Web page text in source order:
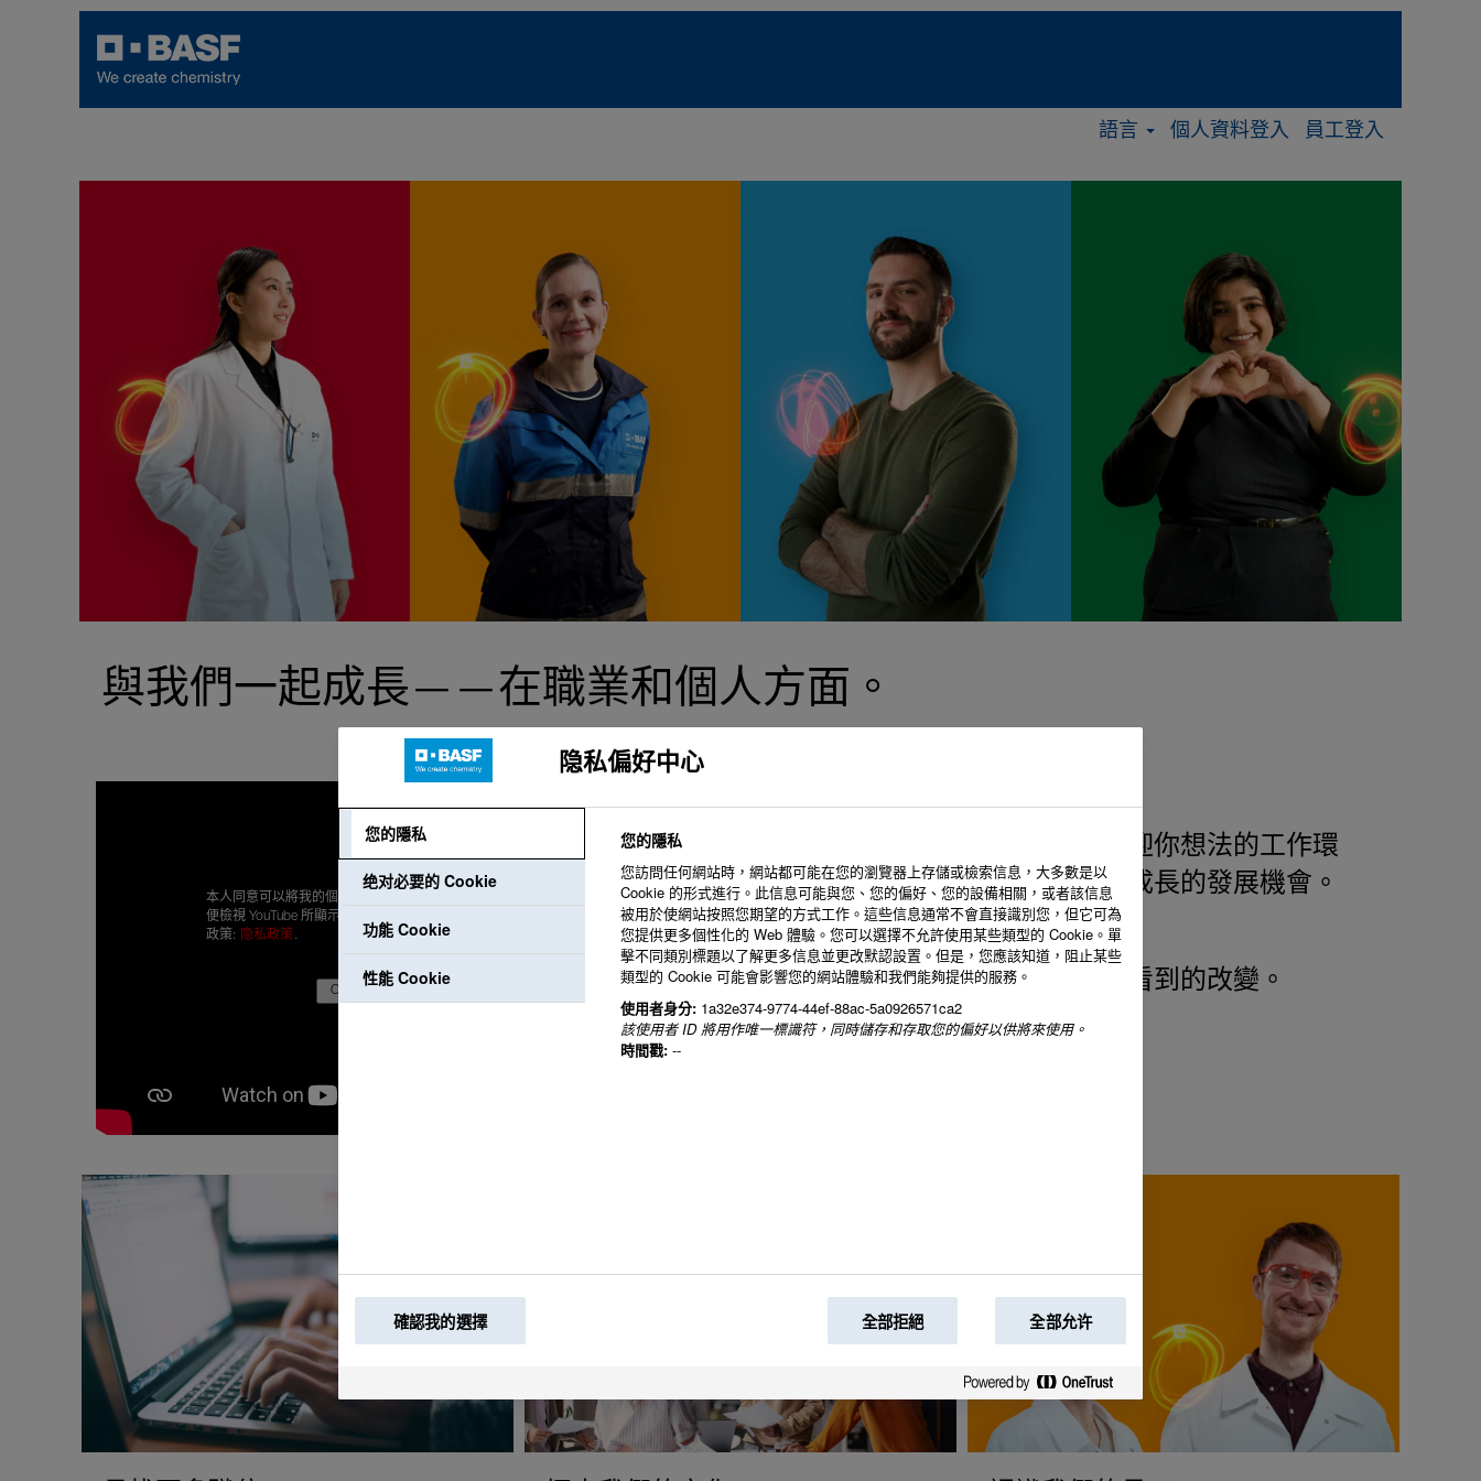
語言 個人資料登入 員工登入
與我們一起成長——在職業和個人方面。
我們致力於打造一個欣賞你並歡迎你想法的工作環
境。我們提供支持你個人與職業成長的發展機會。
我們共同創造我們希望在世界上看到的改變。
本人同意可以將我的個人資料傳輸給 Google，以
便檢視 YouTube 所顯示的內容。本人已閱讀隱私
政策: 隐私政策.
隐私偏好中心
您的隱私
绝对必要的 Cookie
功能 Cookie
性能 Cookie
您的隱私
您訪問任何網站時，網站都可能在您的瀏覽器上存儲或檢索信息，大多數是以
Cookie 的形式進行。此信息可能與您、您的偏好、您的設備相關，或者該信息
被用於使網站按照您期望的方式工作。這些信息通常不會直接識別您，但它可為
您提供更多個性化的 Web 體驗。您可以選擇不允許使用某些類型的 Cookie。單
擊不同類別標題以了解更多信息並更改默認設置。但是，您應該知道，阻止某些
類型的 Cookie 可能會影響您的網站體驗和我們能夠提供的服務。
使用者身分: 1a32e374-9774-44ef-88ac-5a0926571ca2
該使用者 ID 將用作唯一標識符，同時儲存和存取您的偏好以供將來使用。
時間戳: --
確認我的選擇 全部拒絕 全部允许